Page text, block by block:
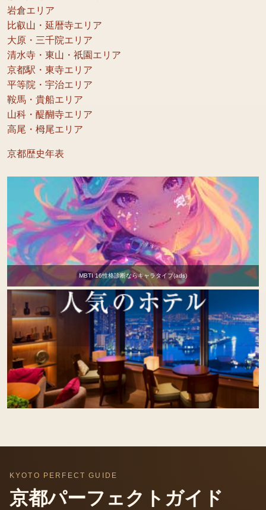
岩倉エリア
比叡山・延暦寺エリア
大原・三千院エリア
清水寺・東山・祇園エリア
京都駅・東寺エリア
平等院・宇治エリア
鞍馬・貴船エリア
山科・醍醐寺エリア
高尾・栂尾エリア
京都歴史年表
MBTI 16性格診断ならキャラタイプ(ads)
KYOTO PERFECT GUIDE
京都パーフェクトガイド